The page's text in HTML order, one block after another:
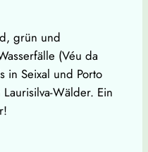
grün und
(Véu da
in Seixal und Porto
Wälder. Ein